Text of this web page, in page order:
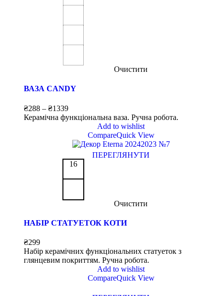
Очистити
ВАЗА CANDY
₴288 – ₴1339
Керамічна функціональна ваза. Ручна робота.
Add to wishlist
CompareQuick View
ПЕРЕГЛЯНУТИ
16
Очистити
НАБІР СТАТУЕТОК КОТИ
₴299
Набір керамічних функціональних статуеток з
глянцевим покриттям. Ручна робота.
Add to wishlist
CompareQuick View